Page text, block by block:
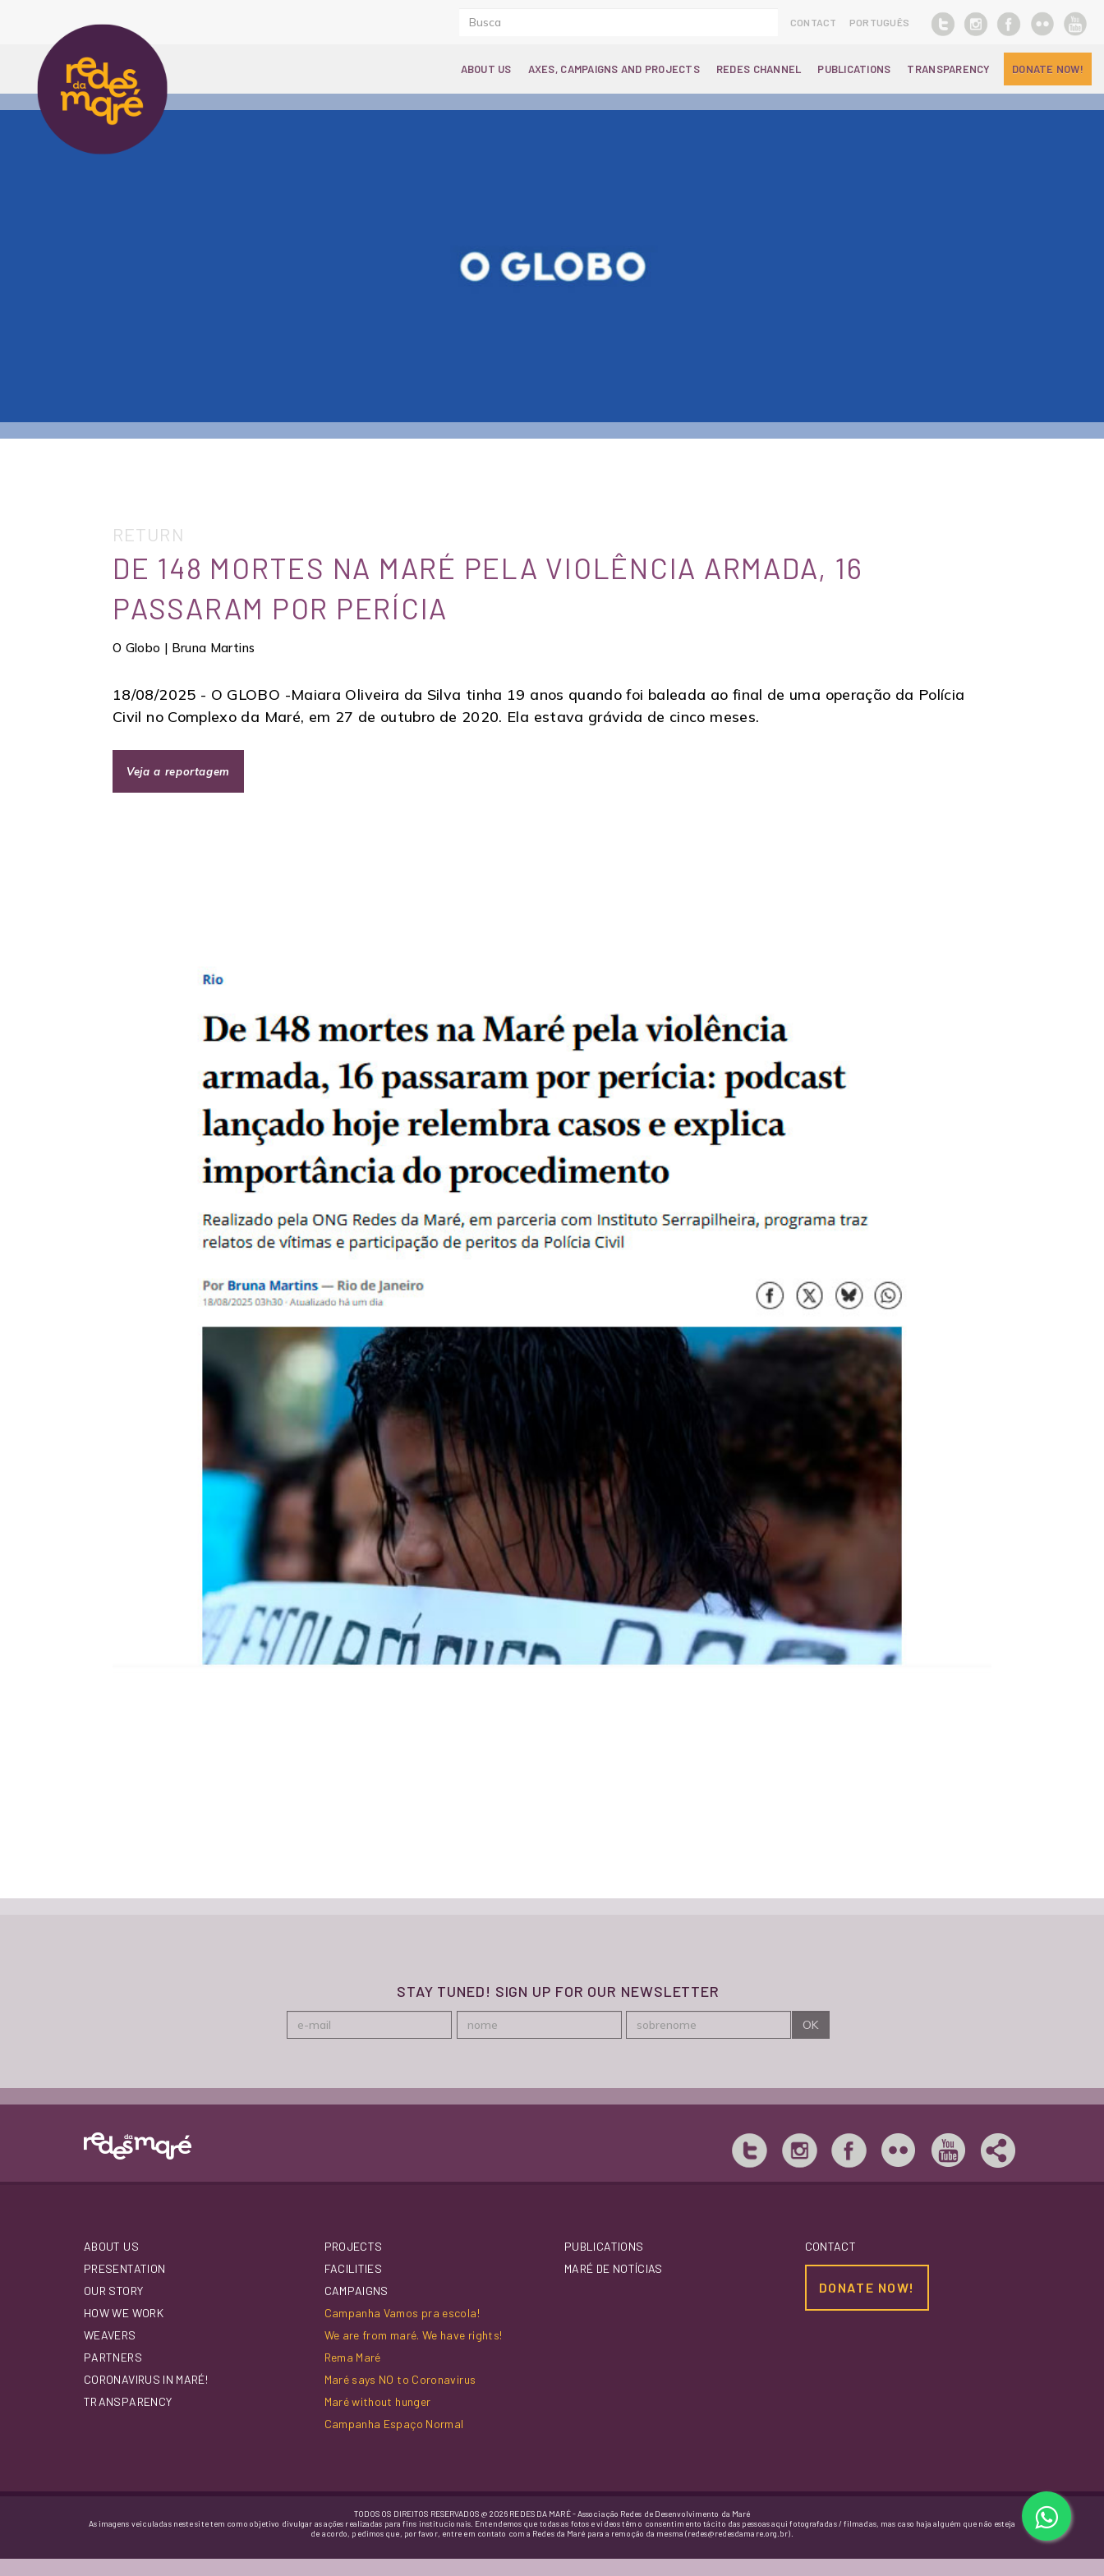
CONTACT PORTUGUÊS
ABOUT US AXES, CAMPAIGNS AND PROJECTS REDES CHANNEL PUBLICATIONS TRANSPARENCY DONATE NOW!
RETURN
DE 148 MORTES NA MARÉ PELA VIOLÊNCIA ARMADA, 16
PASSARAM POR PERÍCIA
O Globo | Bruna Martins
18/08/2025 - O GLOBO -Maiara Oliveira da Silva tinha 19 anos quando foi baleada ao final de uma operação da Polícia
Civil no Complexo da Maré, em 27 de outubro de 2020. Ela estava grávida de cinco meses.
Veja a reportagem
STAY TUNED! SIGN UP FOR OUR NEWSLETTER
ABOUT US
PRESENTATION
OUR STORY
HOW WE WORK
WEAVERS
PARTNERS
CORONAVIRUS IN MARÉ!
TRANSPARENCY
PROJECTS
FACILITIES
CAMPAIGNS
Campanha Vamos pra escola!
We are from maré. We have rights!
Rema Maré
Maré says NO to Coronavirus
Maré without hunger
Campanha Espaço Normal
PUBLICATIONS
MARÉ DE NOTÍCIAS
CONTACT
DONATE NOW!
TODOS OS DIREITOS RESERVADOS @ 2026 REDES DA MARÉ - Associação Redes de Desenvolvimento da Maré
As imagens veiculadas neste site tem como objetivo divulgar as ações realizadas para fins institucionais. Entendemos que todas as fotos e vídeos têm o consentimento tácito das pessoas aqui fotografadas / filmadas, mas caso haja alguém que não esteja
de acordo, pedimos que, por favor, entre em contato com a Redes da Maré para a remoção da mesma (redes@redesdamare.org.br).